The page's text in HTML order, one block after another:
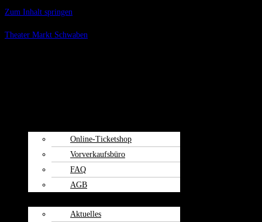
Zum Inhalt springen
Theater Markt Schwaben
Online-Ticketshop
Vorverkaufsbüro
FAQ
AGB
Aktuelles